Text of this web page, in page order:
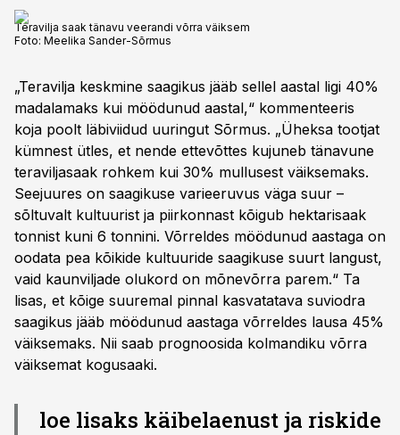
Teravilja saak tänavu veerandi võrra väiksem
Foto: Meelika Sander-Sõrmus
„Teravilja keskmine saagikus jääb sellel aastal ligi 40%
madalamaks kui möödunud aastal,“ kommenteeris
koja poolt läbiviidud uuringut Sõrmus. „Üheksa tootjat
kümnest ütles, et nende ettevõttes kujuneb tänavune
teraviljasaak rohkem kui 30% mullusest väiksemaks.
Seejuures on saagikuse varieeruvus väga suur –
sõltuvalt kultuurist ja piirkonnast kõigub hektarisaak
tonnist kuni 6 tonnini. Võrreldes möödunud aastaga on
oodata pea kõikide kultuuride saagikuse suurt langust,
vaid kaunviljade olukord on mõnevõrra parem.“ Ta
lisas, et kõige suuremal pinnal kasvatatava suviodra
saagikus jääb möödunud aastaga võrreldes lausa 45%
väiksemaks. Nii saab prognoosida kolmandiku võrra
väiksemat kogusaaki.
loe lisaks käibelaenust ja riskide